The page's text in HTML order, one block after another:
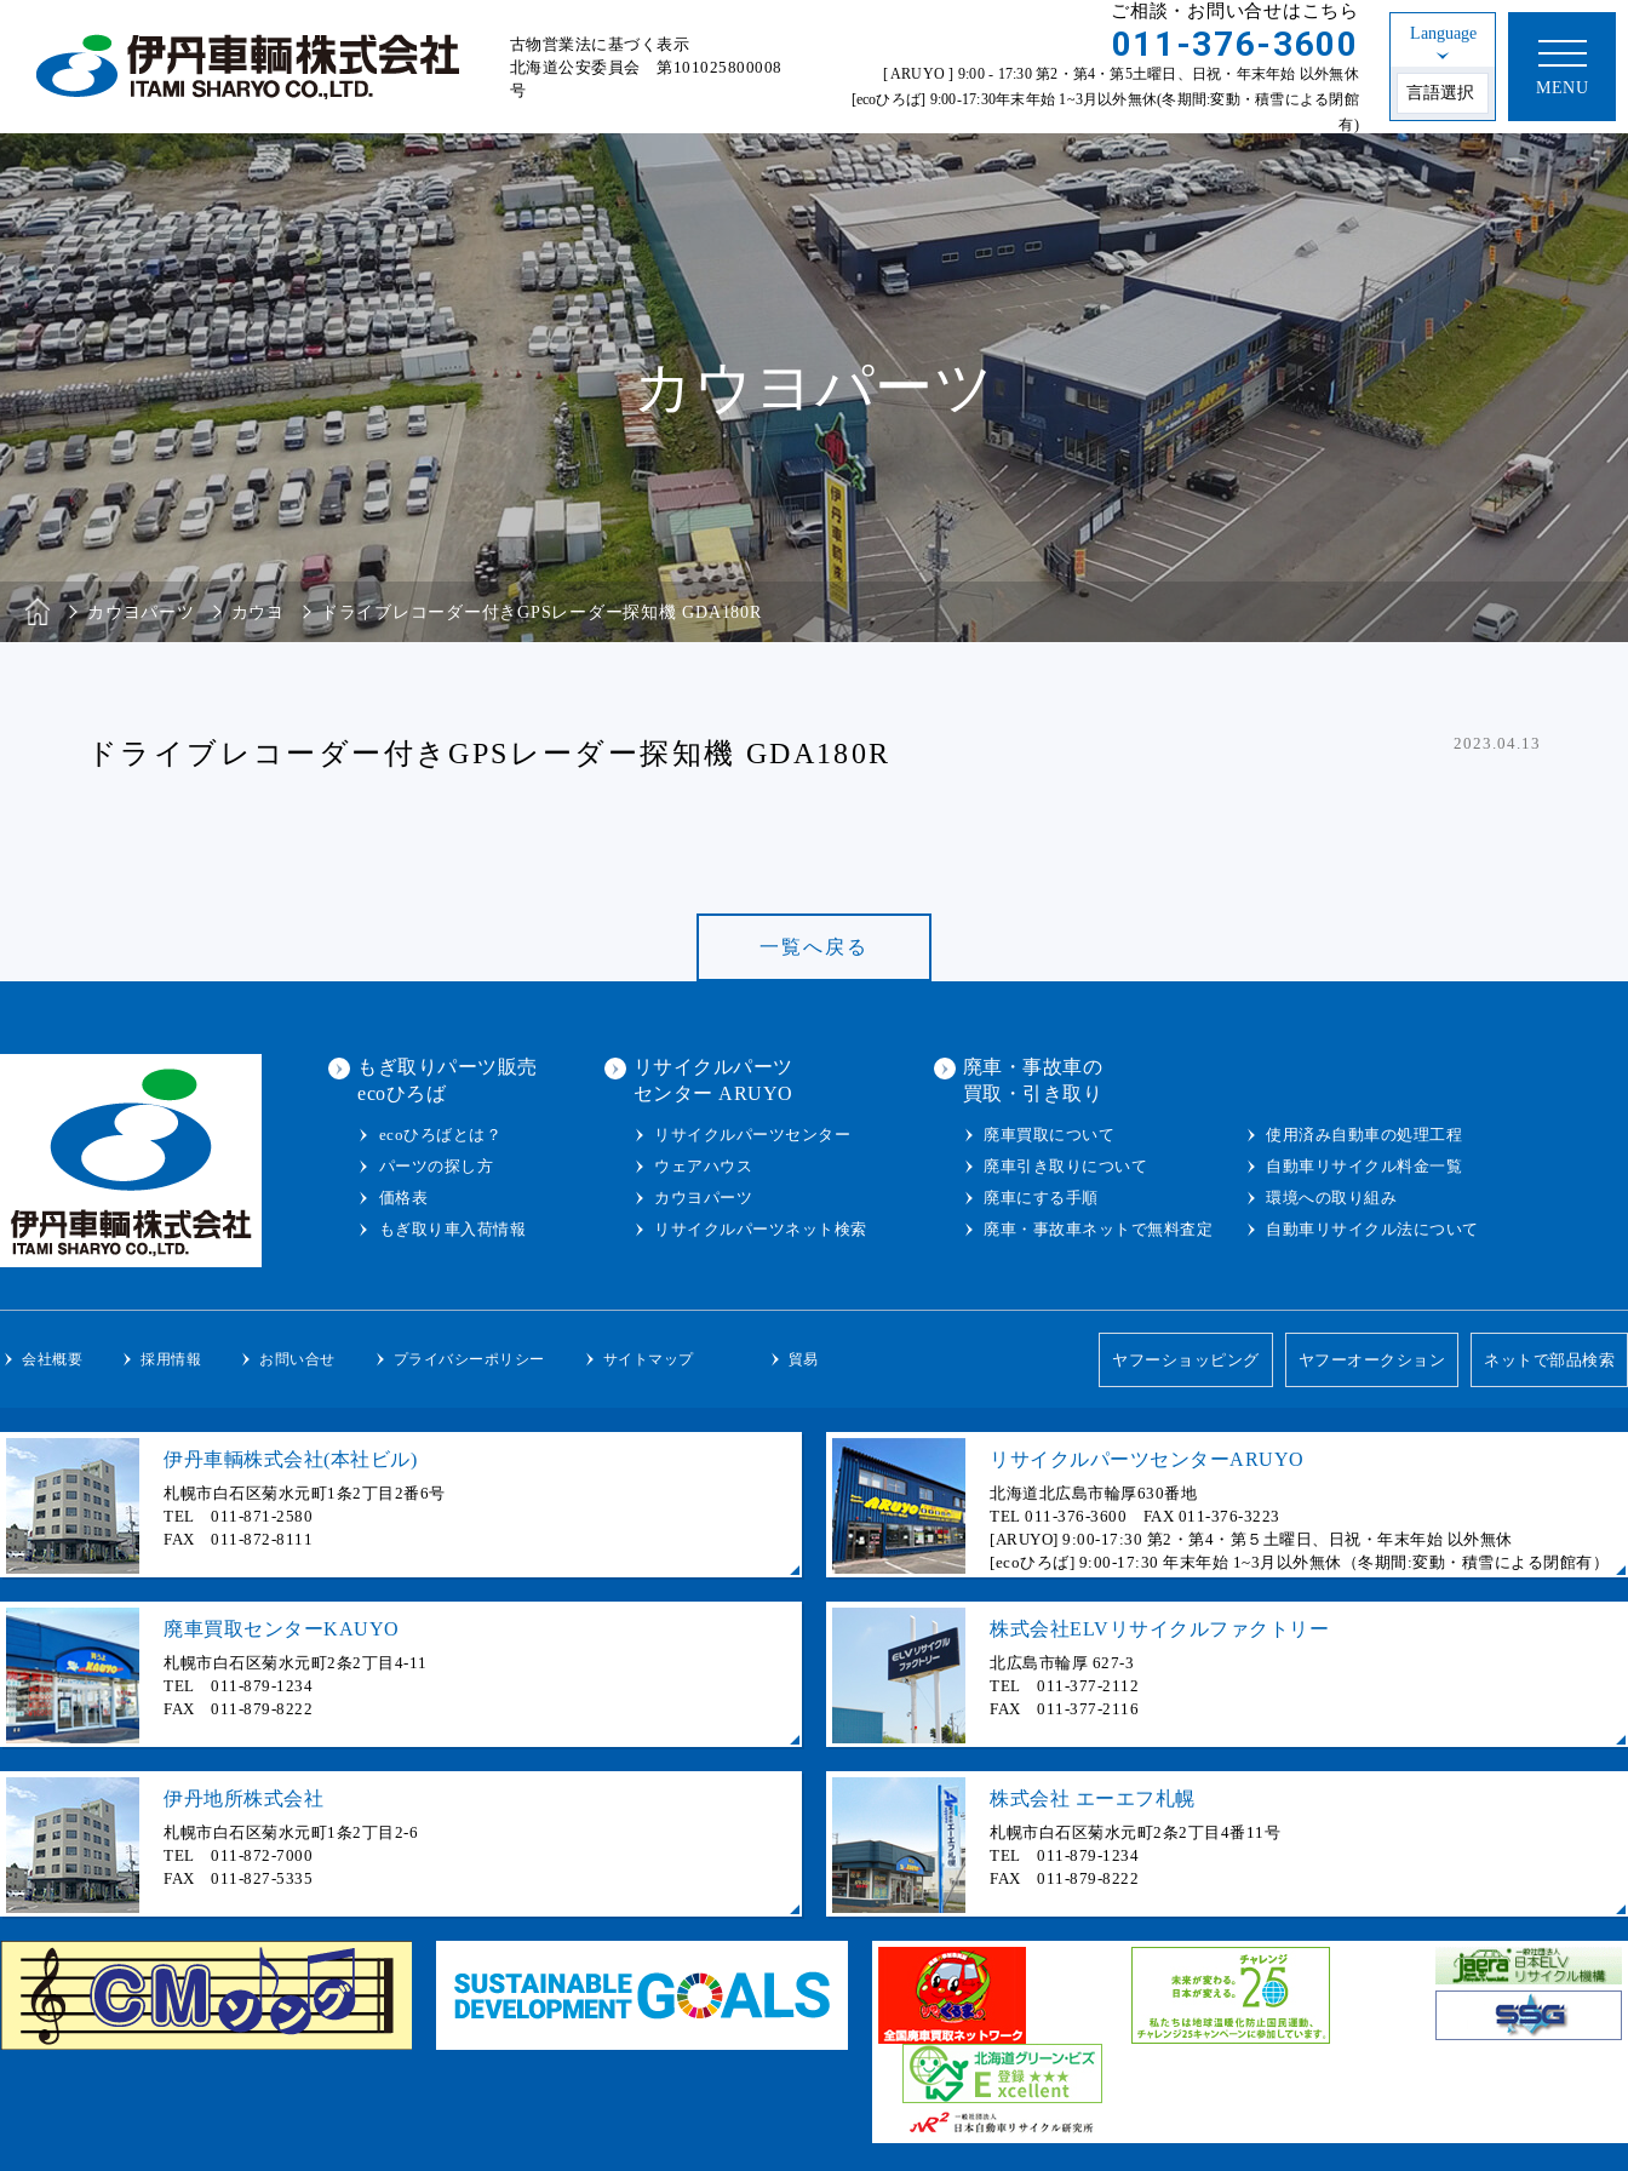
古物営業法に基づく表示
北海道公安委員会 第101025800008
号
ご相談・お問い合せはこちら
011-376-3600
[ ARUYO ] 9:00 - 17:30 第2・第4・第5土曜日、日祝・年末年始 以外無休
[ecoひろば] 9:00-17:30年末年始 1~3月以外無休(冬期間:変動・積雪による閉館
有)
Language
MENU
カウヨパーツ
カウヨパーツ カウヨ ドライブレコーダー付きGPSレーダー探知機 GDA180R
ドライブレコーダー付きGPSレーダー探知機 GDA180R 2023.04.13
一覧へ戻る
もぎ取りパーツ販売
ecoひろば
ecoひろばとは？
パーツの探し方
価格表
もぎ取り車入荷情報
リサイクルパーツ
センター ARUYO
リサイクルパーツセンター
ウェアハウス
カウヨパーツ
リサイクルパーツネット検索
廃車・事故車の
買取・引き取り
廃車買取について
廃車引き取りについて
廃車にする手順
廃車・事故車ネットで無料査定
使用済み自動車の処理工程
自動車リサイクル料金一覧
環境への取り組み
自動車リサイクル法について
会社概要 採用情報 お問い合せ プライバシーポリシー サイトマップ 貿易 ヤフーショッピング ヤフーオークション ネットで部品検索
伊丹車輌株式会社(本社ビル)
札幌市白石区菊水元町1条2丁目2番6号
TEL 011-871-2580
FAX 011-872-8111
リサイクルパーツセンターARUYO
北海道北広島市輪厚630番地
TEL 011-376-3600 FAX 011-376-3223
[ARUYO] 9:00-17:30 第2・第4・第５土曜日、日祝・年末年始 以外無休
[ecoひろば] 9:00-17:30 年末年始 1~3月以外無休（冬期間:変動・積雪による閉館有）
廃車買取センターKAUYO
札幌市白石区菊水元町2条2丁目4-11
TEL 011-879-1234
FAX 011-879-8222
株式会社ELVリサイクルファクトリー
北広島市輪厚 627-3
TEL 011-377-2112
FAX 011-377-2116
伊丹地所株式会社
札幌市白石区菊水元町1条2丁目2-6
TEL 011-872-7000
FAX 011-827-5335
株式会社 エーエフ札幌
札幌市白石区菊水元町2条2丁目4番11号
TEL 011-879-1234
FAX 011-879-8222